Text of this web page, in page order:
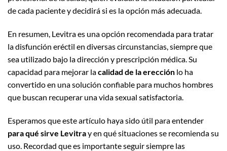
de cada paciente y decidirá si es la opción más adecuada.
En resumen, Levitra es una opción recomendada para tratar
la disfunción eréctil en diversas circunstancias, siempre que
sea utilizado bajo la dirección y prescripción médica. Su
capacidad para mejorar lacalidad de la erección lo ha
convertido en una solución confiable para muchos hombres
que buscan recuperar una vida sexual satisfactoria.
Esperamos que este artículo haya sido útil para entender
para qué sirve Levitray en qué situaciones se recomienda su
uso. Recordad que es importante seguir siempre las